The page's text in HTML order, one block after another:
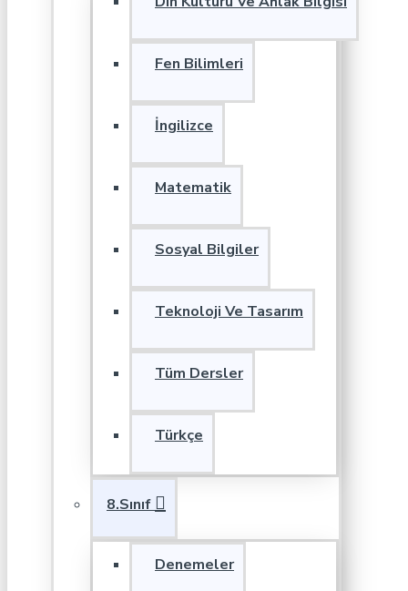
Fen Bilimleri
İngilizce
Matematik
Sosyal Bilgiler
Teknoloji Ve Tasarım
Tüm Dersler
Türkçe
8.Sınıf
Denemeler